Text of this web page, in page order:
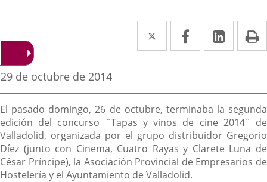
Twitter
Enlace
a
aplicación
externa.
Facebook
Enlace
a
aplicación
externa.
Enlace
a
Fecha
la
noticia
29 de octubre de 2014
Descripción
El pasado domingo, 26 de octubre, terminaba la segunda
edición del concurso ¨Tapas y vinos de cine 2014¨ de
Valladolid, organizada por el grupo distribuidor Gregorio
Díez (junto con Cinema, Cuatro Rayas y Clarete Luna de
César Príncipe), la Asociación Provincial de Empresarios de
Hostelería y el Ayuntamiento de Valladolid.